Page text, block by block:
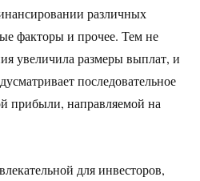
различных
факторы и прочее. Тем не
увеличила размеры выплат, и
последовательное
прибыли, направляемой на
для инвесторов,